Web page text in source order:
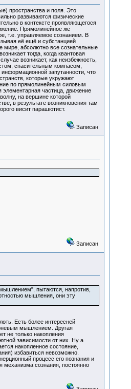
пространства и поля. Это
развиваются физические
в контексте проявляющегося
Прямолинейное же
т.е. управляемое сознанием. В
её ещё и субстанцией
мире, абсолютно все сознательные
тогда, когда квантовая
возникает, как неизбежность,
спасительным компасом,
запутанности, что
которые укружают
по прямолинейным силовым
частица, движение
на вершине которой
в результате возникновения там
висит парашютист.
Записан
Записан
пытаются, напротив,
мышления, они эту
Есть более интересней
мышлением. Другая
не только накопления
зависимости от них. Ну а
накопленное состояние,
избавиться невозможно.
процесс его познания и
механизма сознания, постоянно